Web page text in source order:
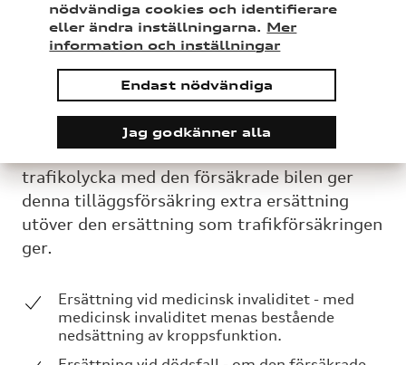
Förar- och
passagerarolycks
fall
Om någon skadas eller avlider efter en
trafikolycka med den försäkrade bilen ger
denna tilläggsförsäkring extra ersättning
utöver den ersättning som trafikförsäkringen
ger.
Ersättning vid medicinsk invaliditet - med
medicinsk invaliditet menas bestående
nedsättning av kroppsfunktion.
nödvändiga cookies och identifierare
eller ändra inställningarna. Mer
information och inställningar
Endast nödvändiga
Jag godkänner alla